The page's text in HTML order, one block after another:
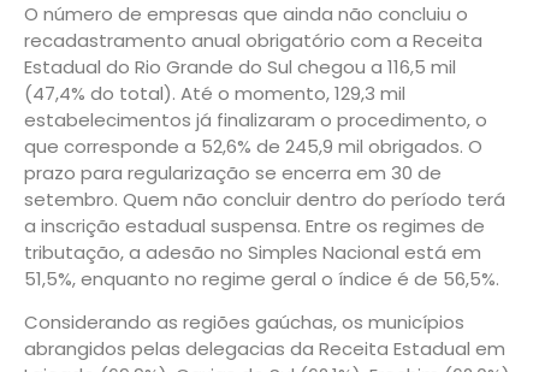
O número de empresas que ainda não concluiu o
recadastramento anual obrigatório com a Receita
Estadual do Rio Grande do Sul chegou a 116,5 mil
(47,4% do total). Até o momento, 129,3 mil
estabelecimentos já finalizaram o procedimento, o
que corresponde a 52,6% de 245,9 mil obrigados. O
prazo para regularização se encerra em 30 de
setembro. Quem não concluir dentro do período terá
a inscrição estadual suspensa. Entre os regimes de
tributação, a adesão no Simples Nacional está em
51,5%, enquanto no regime geral o índice é de 56,5%.
Considerando as regiões gaúchas, os municípios
abrangidos pelas delegacias da Receita Estadual em